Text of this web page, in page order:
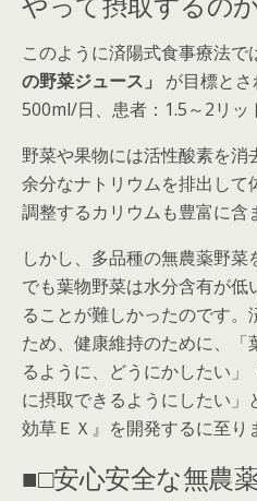
このように済陽式食事療法で
の野菜ジュース」 が目標とさ
500ml/日、患者：1.5～2リッ
野菜や果物には活性酸素を消
余分なナトリウムを排出して
調整するカリウムも豊富に含
しかし、多品種の無農薬野
でも葉物野菜は水分含有が
ることが難しかったのです
ため、健康維持のために、
るように、どうにかしたい
に摂取できるようにしたい
効草ＥＸ』を開発するに至り
■□安心安全な無農